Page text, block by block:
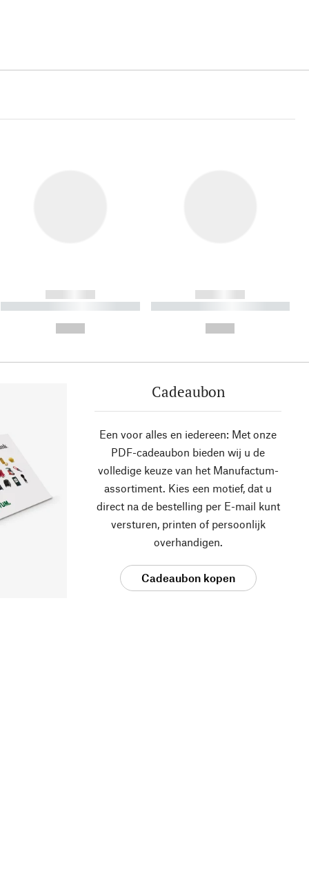
------------
----------- ----------- ----------
------------
----------- ----------- ----------
Cadeaubon
Een voor alles en iedereen: Met onze
PDF-cadeaubon bieden wij u de
volledige keuze van het Manufactum-
assortiment. Kies een motief, dat u
direct na de bestelling per E-mail kunt
versturen, printen of persoonlijk
overhandigen.
Cadeaubon kopen